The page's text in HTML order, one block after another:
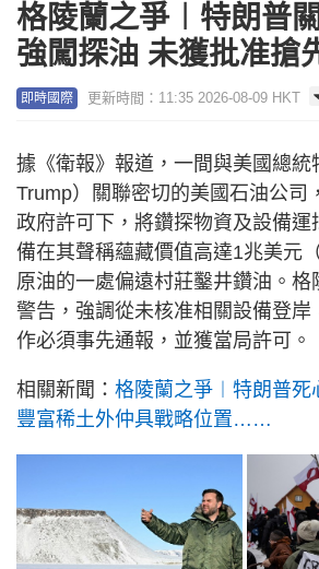
格陵蘭之爭︱特朗普
強闖探油 未獲批准搶
即時國際 更新時間：11:35 2026-08-09 HKT
據《衛報》報道，一間與美國總統
Trump）關聯密切的美國石油公司
政府許可下，將鑽探物資及設備運
備在其聲稱蘊藏價值高達1兆美元
原油的一處偏遠村莊鑿井鑽油。格
警告，強調從未核准相關設備登岸
作必須事先通報，並獲當局許可。
相關新聞： 格陵蘭之爭︱特朗普死
豐富稀土外仲具戰略位置……